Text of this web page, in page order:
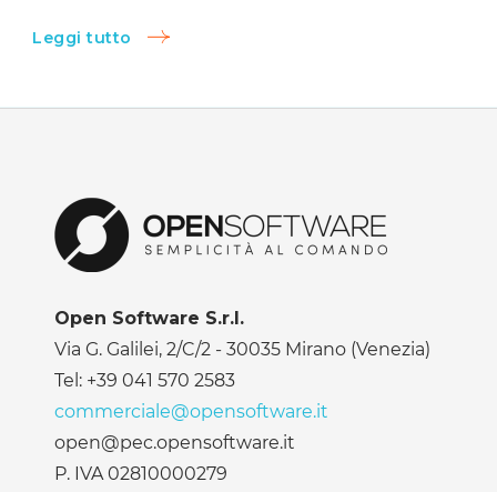
Leggi tutto
Open Software S.r.l.
Via G. Galilei, 2/C/2 - 30035 Mirano (Venezia)
Tel: +39 041 570 2583
commerciale@opensoftware.it
open@pec.opensoftware.it
P. IVA 02810000279